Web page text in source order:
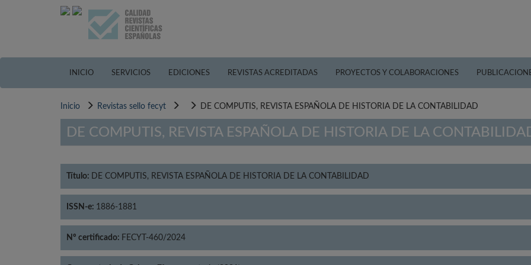
INICIO SERVICIOS EDICIONES REVISTAS ACREDITADAS PROYECTOS Y COLABORACIONES
Inicio Revistas sello fecyt DE COMPUTIS, REVISTA ESPAÑOLA DE HISTORIA DE LA CONTABILIDAD
DE COMPUTIS, REVISTA ESPAÑOLA DE HISTORIA DE LA
Título: DE COMPUTIS, REVISTA ESPAÑOLA DE HISTORIA DE LA CONTABILIDAD
ISSN-e: 1886-1881
Nº certificado: FECYT-460/2024